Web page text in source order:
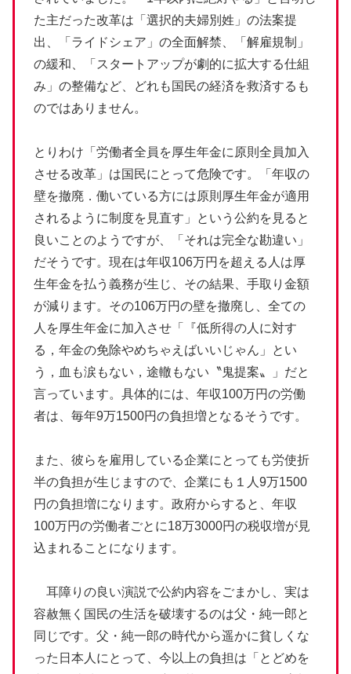
た主だった改革は「選択的夫婦別姓」の法案提
出、「ライドシェア」の全面解禁、「解雇規制」
の緩和、「スタートアップが劇的に拡大する仕組
み」の整備など、どれも国民の経済を救済するも
のではありません。
とりわけ「労働者全員を厚生年金に原則全員加入
させる改革」は国民にとって危険です。「年収の
壁を撤廃．働いている方には原則厚生年金が適用
されるように制度を見直す」という公約を見ると
良いことのようですが、「それは完全な勘違い」
だそうです。現在は年収106万円を超える人は厚
生年金を払う義務が生じ、その結果、手取り金額
が減ります。その106万円の壁を撤廃し、全ての
人を厚生年金に加入させ「『低所得の人に対す
る，年金の免除やめちゃえばいいじゃん」とい
う，血も涙もない，途轍もない〝鬼提案〟」だと
言っています。具体的には、年収100万円の労働
者は、毎年9万1500円の負担増となるそうです。
また、彼らを雇用している企業にとっても労使折
半の負担が生じますので、企業にも１人9万1500
円の負担増になります。政府からすると、年収
100万円の労働者ごとに18万3000円の税収増が見
込まれることになります。
耳障りの良い演説で公約内容をごまかし、実は
容赦無く国民の生活を破壊するのは父・純一郎と
同じです。父・純一郎の時代から遥かに貧しくな
った日本人にとって、今以上の負担は「とどめを